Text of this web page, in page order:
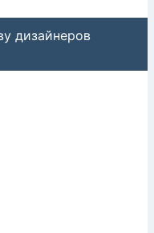
дизайнеров